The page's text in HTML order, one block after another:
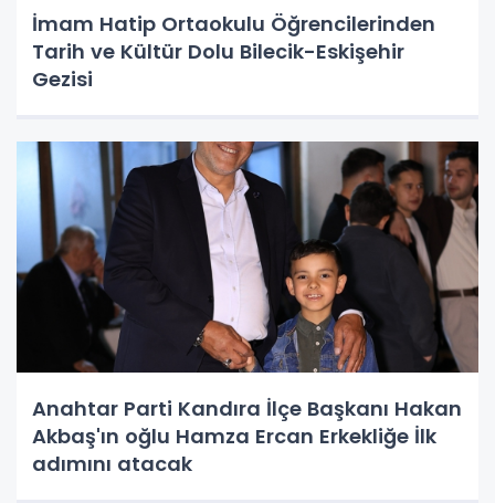
İmam Hatip Ortaokulu Öğrencilerinden
Tarih ve Kültür Dolu Bilecik-Eskişehir
Gezisi
Anahtar Parti Kandıra İlçe Başkanı Hakan
Akbaş'ın oğlu Hamza Ercan Erkekliğe İlk
adımını atacak